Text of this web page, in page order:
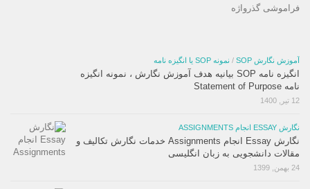
فراموشی گذرواژه
آموزش نگارش SOP / نمونه SOP یا انگیزه نامه
انگیزه نامه SOP بیانیه هدف آموزش نگارش ، نمونه انگیزه
نامه Statement of Purpose
12 تیر, 1400
نگارش ESSAY انجام ASSIGNMENTS
نگارش Essay انجام Assignments خدمات نگارش تکالیف و
مقالات دانشجویی به زبان انگلیسی
24 بهمن, 1399